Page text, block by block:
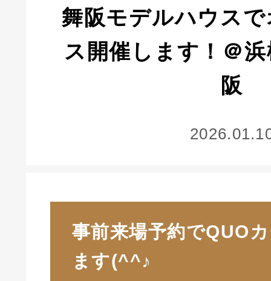
舞阪モデルハウス
ス開催します！＠
阪
事前来場予約でQUO
ます(^^♪